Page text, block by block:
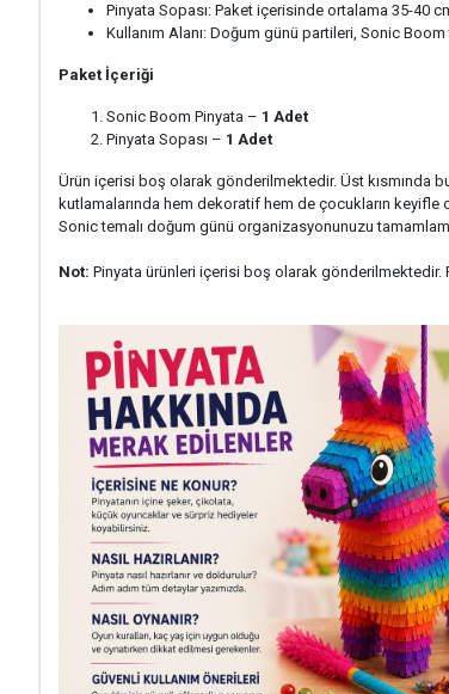
Pinyata Sopası: Paket içerisinde ortalama 35-40
Kullanım Alanı: Doğum günü partileri, Sonic
Paket İçeriği
Sonic Boom Pinyata – 1 Adet
Pinyata Sopası – 1 Adet
Ürün içerisi boş olarak gönderilmektedir. Üst kısmında
kutlamalarında hem dekoratif hem de çocukların
Sonic temalı doğum günü organizasyonunuzu
Not: Pinyata ürünleri içerisi boş olarak gönderilmektedir.